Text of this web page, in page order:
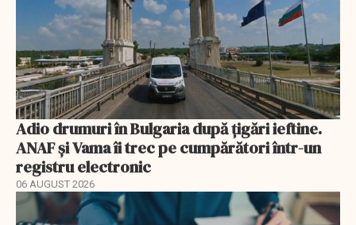
Adio drumuri în Bulgaria după țigări ieftine.
ANAF și Vama îi trec pe cumpărători într-un
registru electronic
06 AUGUST 2026